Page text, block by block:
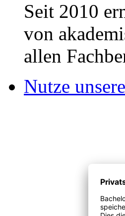
Seit 2010
von
allen
Nutze